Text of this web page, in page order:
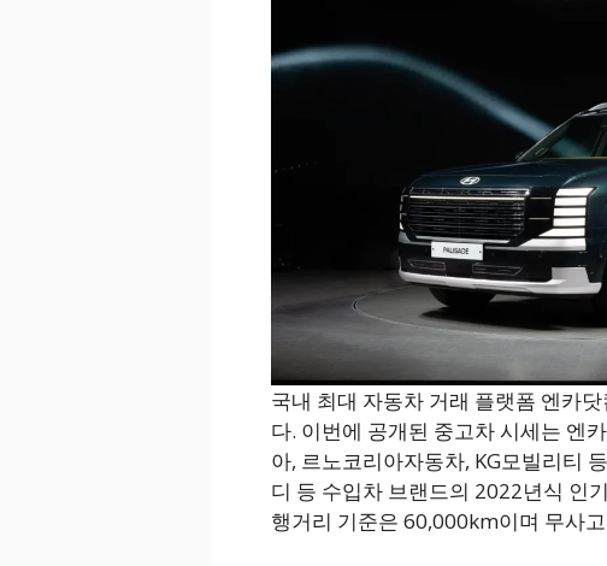
국내 최대 자동차 거래 플랫폼 엔카
다. 이번에 공개된 중고차 시세는 엔
아, 르노코리아자동차, KG모빌리티
디 등 수입차 브랜드의 2022년식 인
행거리 기준은 60,000km이며 무사